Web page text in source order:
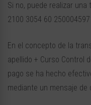
Si no, puede realizar
2100 3054 60
En el concepto de la
apellido + Curso Control
pago se ha hecho
mediante un mensaje de